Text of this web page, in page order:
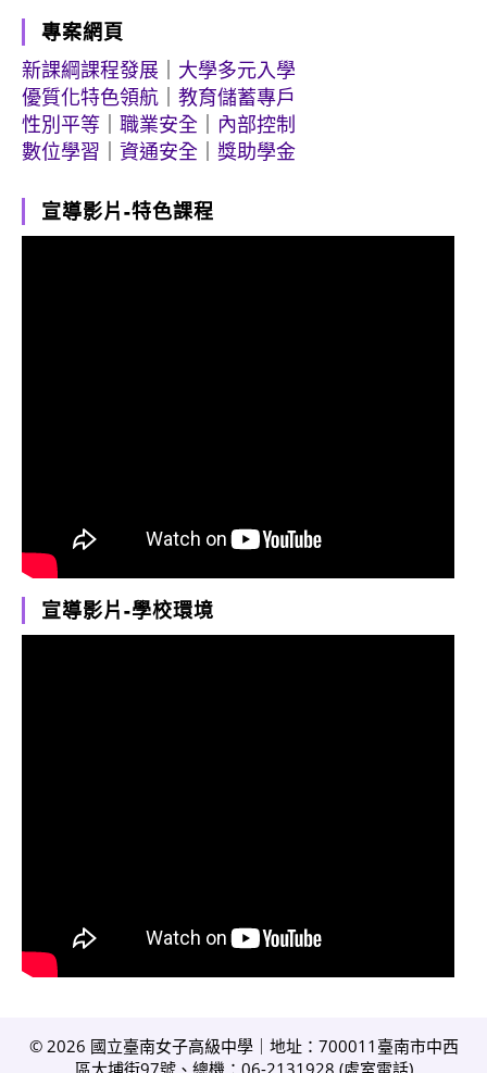
專案網頁
新課綱課程發展
大學多元入學
優質化特色領航
教育儲蓄專戶
性別平等
職業安全
內部控制
數位學習
資通安全 獎助學金
宣導影片-特色課程
宣導影片-學校環境
© 2026 國立臺南女子高級中學｜地址：700011臺南市中西
區大埔街97號、總機：06-2131928 (處室電話)